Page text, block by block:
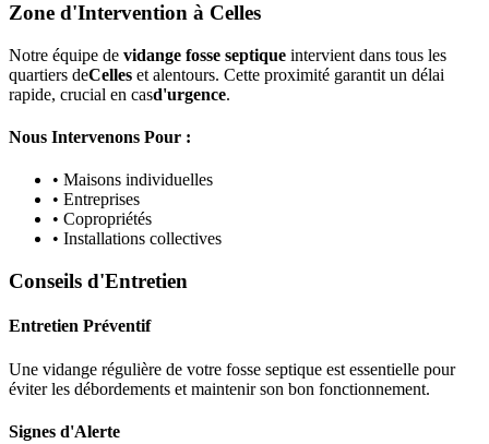
Zone d'Intervention à Celles
Notre équipe de vidange fosse septique intervient dans tous les
quartiers deCelles et alentours. Cette proximité garantit un délai
rapide, crucial en casd'urgence.
Nous Intervenons Pour :
• Maisons individuelles
• Entreprises
• Copropriétés
• Installations collectives
Conseils d'Entretien
Entretien Préventif
Une vidange régulière de votre fosse septique est essentielle pour
éviter les débordements et maintenir son bon fonctionnement.
Signes d'Alerte